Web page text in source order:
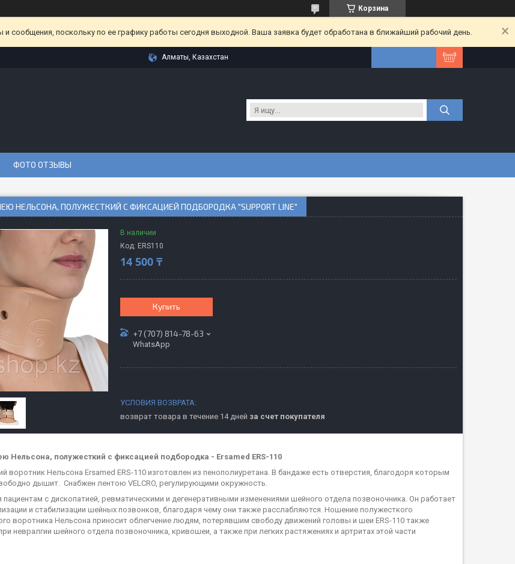
Корзина
сообщения, поскольку по ее графику работы сегодня выходной. Ваша заявка будет обработана в ближайший рабочий день.
Алматы, Казахстан
ФОТО ОТЗЫВЫ
НЕЛЬСОНА, ПОЛУЖЕСТКИЙ С ФИКСАЦИЕЙ ПОДБОРОДКА "SUPPORT LINE"
В наличии
Код: ERS110
14 500 ₸
Купить
+7 (707) 814-78-63
WhatsApp
возврат товара в течение 14 дней за счет покупателя
Нельсона, полужесткий с фиксацией подбородка - Ersamed ERS-110
воротник Нельсона Ersamed ERS-110 изготовлен из пенополиуретана. В бандаже есть отверстия, благодоря которым
дышит. Снабжен лентою VELCRO, регулирующими окружность.
пациентам с дископатией, ревматическими и дегенеративными изменениями шейного отдела позвоночника. Он работает
и стабилизации шейных позвонков, благодаря чему они также расслабляются. Ношение полужесткого
воротника Нельсона приносит облегчение людям, потерявшим свободу движений головы и шеи ERS-110 также
невралгии шейного отдела позвоночника, кривошеи, а также при легких растяжениях и артритах этой части